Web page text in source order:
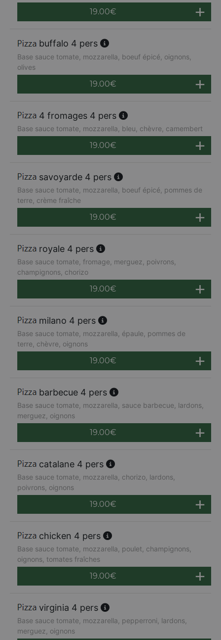
19.00€
buffalo 4 pers
Base sauce tomate, mozzarella, boeuf épicé, oignons,
olives
19.00€
4 fromages 4 pers
Base sauce tomate, mozzarella, bleu, chèvre, camembert
19.00€
savoyarde 4 pers
Base sauce tomate, mozzarella, boeuf épicé, pommes de
terre, crème fraîche
19.00€
royale 4 pers
Base sauce tomate, fromage, merguez, poivrons,
champignons, chorizo
19.00€
milano 4 pers
Base sauce tomate, mozzarella, épaule, pommes de
terre, chèvre, oignons
19.00€
barbecue 4 pers
Base sauce tomate, mozzarella, sauce barbecue, lardons,
merguez, oignons
19.00€
catalane 4 pers
Base sauce tomate, mozzarella, chorizo, lardons,
poivrons, oignons
19.00€
chicken 4 pers
Base sauce tomate, mozzarella, poulet, champignons,
oignons, tomates fraîches
19.00€
virginia 4 pers
Base sauce tomate, mozzarella, pepperroni, lardons,
merguez, oignons